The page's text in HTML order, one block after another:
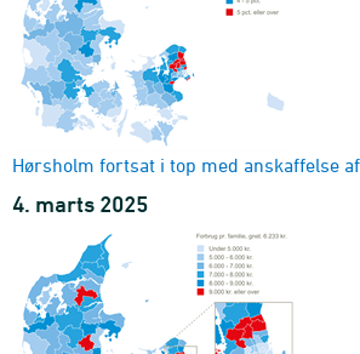
Hørsholm fortsat i top med anskaffelse
4. marts 2025